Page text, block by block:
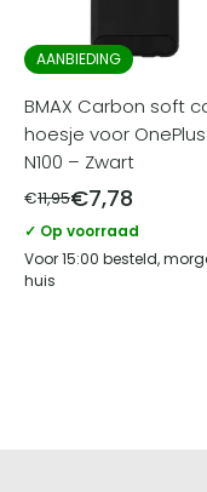
AANBIEDING
BMAX Carbon soft
hoesje voor OnePlus
N100 – Zwart
€11,95€7,78
✓ Op voorraad
Voor 15:00 besteld,
huis